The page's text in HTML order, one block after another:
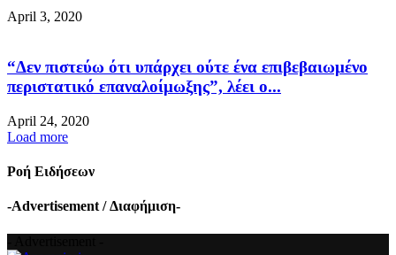
April 3, 2020
“Δεν πιστεύω ότι υπάρχει ούτε ένα επιβεβαιωμένο
περιστατικό επαναλοίμωξης”, λέει ο...
April 24, 2020
Load more
Ροή Ειδήσεων
-Advertisement / Διαφήμιση-